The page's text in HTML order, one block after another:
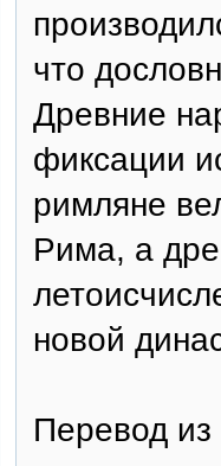
что
Древние
фиксации
римляне
Рима, а
новой
Перевод из